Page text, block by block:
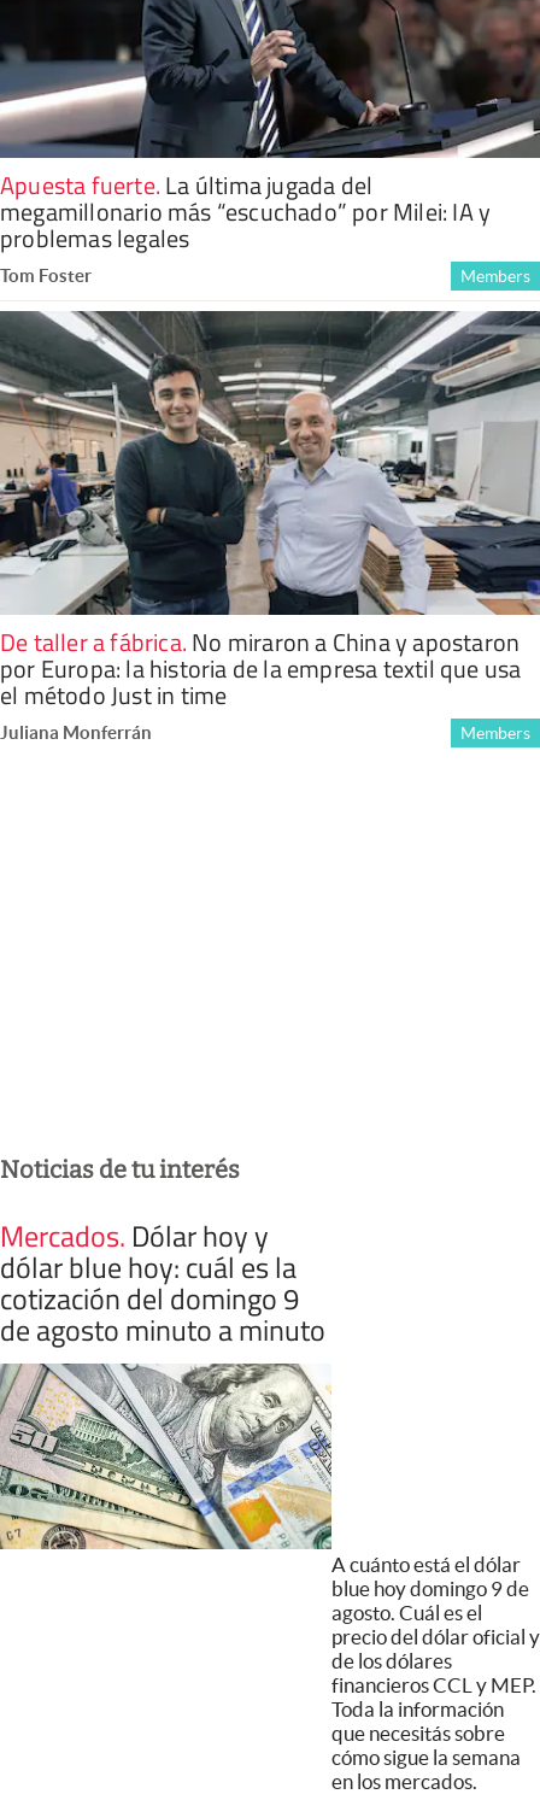
Apuesta fuerte.La última jugada del
megamillonario más “escuchado” por Milei: IA y
problemas legales
Tom Foster Members
De taller a fábrica.No miraron a China y apostaron
por Europa: la historia de la empresa textil que usa
el método Just in time
Juliana Monferrán Members
Noticias de tu interés
Mercados. Dólar hoy y
dólar blue hoy: cuál es la
cotización del domingo 9
de agosto minuto a minuto
A cuánto está el dólar
blue hoy domingo 9 de
agosto. Cuál es el
precio del dólar oficial y
de los dólares
financieros CCL y MEP.
Toda la información
que necesitás sobre
cómo sigue la semana
en los mercados.